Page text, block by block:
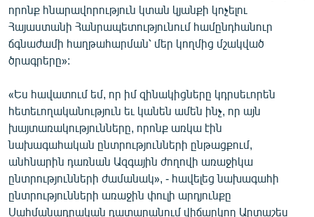
որոնք հնարավորություն կտան կյանքի կոչելու
Հայաստանի Հանրապետությունում համընդհանուր
ճգնաժամի հաղթահարման՝ մեր կողմից մշակված
ծրագրերը»:
«Ես հավատում եմ, որ իմ զինակիցները կդրսեւորեն
հետեւողականություն եւ կանեն ամեն ինչ, որ այն
խայտառակությունները, որոնք առկա էին
նախագահական ընտրությունների ընթացքում,
անհնարին դառնան Ազգային ժողովի առաջիկա
ընտրությունների ժամանակ», - հավելեց նախագահի
ընտրությունների առաջին փուլի արդյունքը
Սահմանադրական դատարանում վիճարկող Արտաշես